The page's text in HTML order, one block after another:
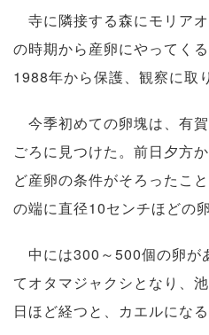
寺に隣接する森にモリア
の時期から産卵にやってく
1988年から保護、観察に取
今季初めての卵塊は、有
ごろに見つけた。前日夕方
ど産卵の条件がそろったこ
の端に直径10センチほどの
中には300～500個の卵が
てオタマジャクシとなり、
日ほど経つと、カエルになる